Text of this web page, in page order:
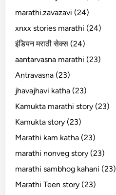
marathi.zavazavi (24)
xnxx stories marathi (24)
इंडियन मराठी सेक्स (24)
aantarvasna marathi (23)
Antravasna (23)
jhavajhavi katha (23)
Kamukta marathi story (23)
Kamukta story (23)
Marathi kam katha (23)
marathi nonveg story (23)
marathi sambhog kahani (23)
Marathi Teen story (23)